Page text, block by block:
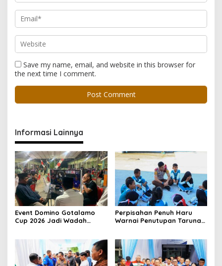
Save my name, email, and website in this browser for
the next time I comment.
Informasi Lainnya
Event Domino Gotalamo
Cup 2026 Jadi Wadah
Morotai
Perpisahan Penuh Haru
Warnai Penutupan Taruna